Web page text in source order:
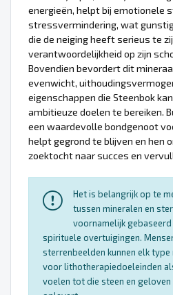
energieën, helpt bij emotionele
stressvermindering, wat
die de neiging heeft serieus te
verantwoordelijkheid op zijn
Bovendien bevordert dit
evenwicht,
eigenschappen die Steenbok
ambitieuze doelen te bereiken.
een waardevolle bondgenoot
helpt gegrond te blijven en hen
zoektocht naar succes en
Het is belangrijk op te
tussen mineralen en
voornamelijk
spirituele overtuigingen.
sterrenbeelden kunnen elk type
voor lithotherapiedoeleinden
voelen tot die steen en